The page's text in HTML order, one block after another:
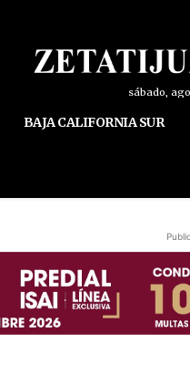
sábado,
BAJA CALIFORNIA SUR